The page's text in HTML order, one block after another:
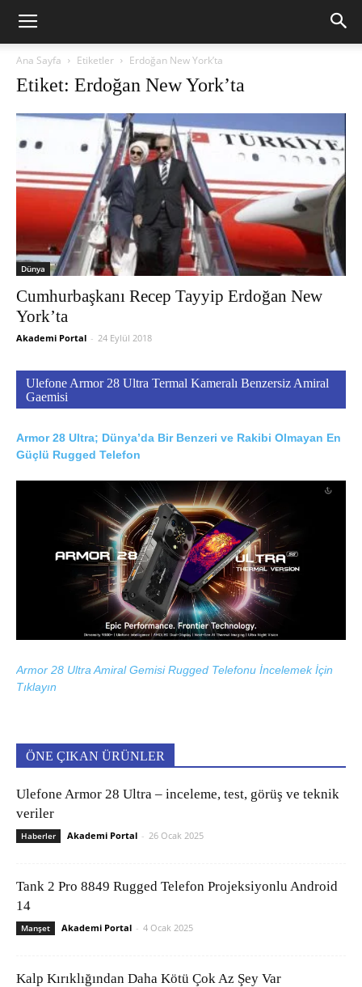
Ana Sayfa Etiketler Erdoğan New York’ta
Etiket: Erdoğan New York’ta
Dünya
Cumhurbaşkanı Recep Tayyip Erdoğan New
York’ta
Akademi Portal - 24 Eylül 2018
Ulefone Armor 28 Ultra Termal Kameralı Benzersiz Amiral
Gaemisi
Armor 28 Ultra; Dünya’da Bir Benzeri ve Rakibi Olmayan En
Güçlü Rugged Telefon
Armor 28 Ultra Amiral Gemisi Rugged Telefonu İncelemek İçin
Tıklayın
ÖNE ÇIKAN ÜRÜNLER
Ulefone Armor 28 Ultra – inceleme, test, görüş ve teknik
veriler
Haberler Akademi Portal - 26 Ocak 2025
Tank 2 Pro 8849 Rugged Telefon Projeksiyonlu Android
14
Manşet Akademi Portal - 4 Ocak 2025
Kalp Kırıklığından Daha Kötü Çok Az Şey Var